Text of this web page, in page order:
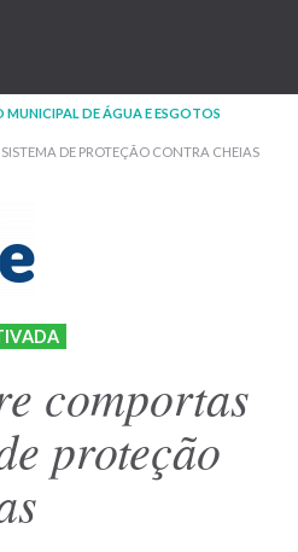
DE ÁGUA E ESGOTOS
DE PROTEÇÃO CONTRA CHEIAS
comportas
proteção